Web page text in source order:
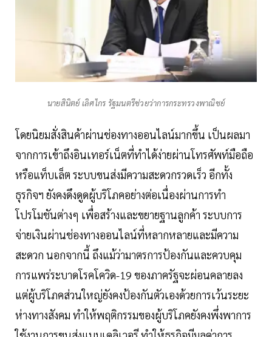
นายสินิตย์ เลิศไกร รัฐมนตรีช่วยว่าการกระทรวงพาณิชย์
โดยนิยมสั่งสินค้าผ่านช่องทางออนไลน์มากขึ้น เป็นผลมา
จากการเข้าถึงอินเทอร์เน็ตที่ทำได้ง่ายผ่านโทรศัพท์มือถือ
หรือแท็บเล็ต ระบบขนส่งมีความสะดวกรวดเร็ว อีกทั้ง
ธุรกิจฯ ยังคงดึงดูดผู้บริโภคอย่างต่อเนื่องผ่านการทำ
โปรโมชันต่างๆ เพื่อสร้างและขยายฐานลูกค้า ระบบการ
จ่ายเงินผ่านช่องทางออนไลน์ที่หลากหลายและมีความ
สะดวก นอกจากนี้ ถึงแม้ว่ามาตรการป้องกันและควบคุม
การแพร่ระบาดโรคโควิด-19 ของภาครัฐจะผ่อนคลายลง
แต่ผู้บริโภคส่วนใหญ่ยังคงป้องกันตัวเองด้วยการเว้นระยะ
ห่างทางสังคม ทำให้พฤติกรรมของผู้บริโภคยังคงพึ่งพาการ